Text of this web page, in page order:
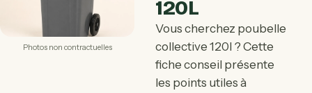
Photos non contractuelles
120L
Vous cherchez poubelle
collective 120l ? Cette
fiche conseil présente
les points utiles à